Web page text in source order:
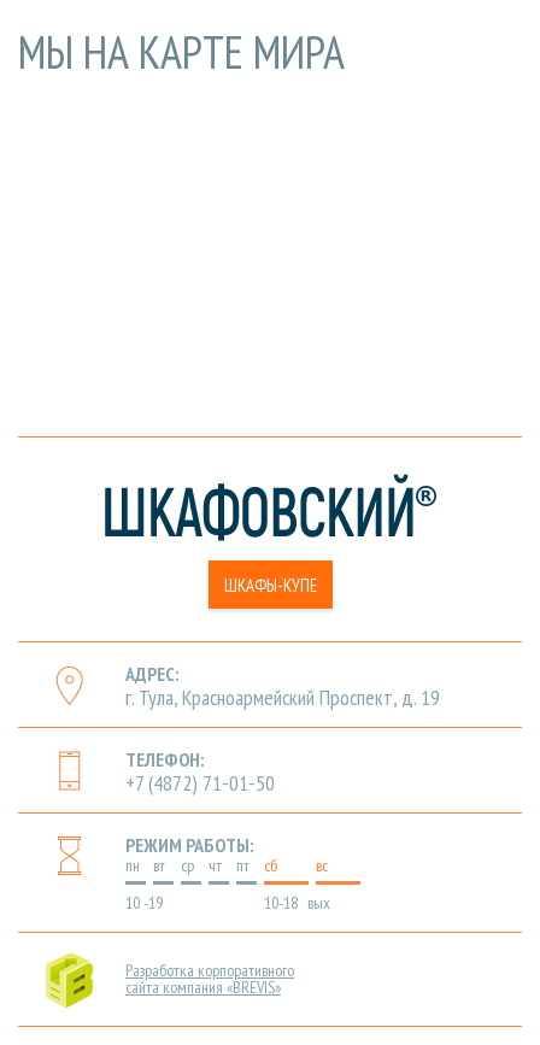
МЫ НА КАРТЕ МИРА
ШКАФЫ-КУПЕ
АДРЕС:
г. Тула, Красноармейский Проспект, д. 19
ТЕЛЕФОН:
+7 (4872) 71-01-50
РЕЖИМ РАБОТЫ:
пн вт ср чт
пт
10 -19
cб
вс
10-18 вых
Разработка корпоративного
сайта компания «BREVIS»